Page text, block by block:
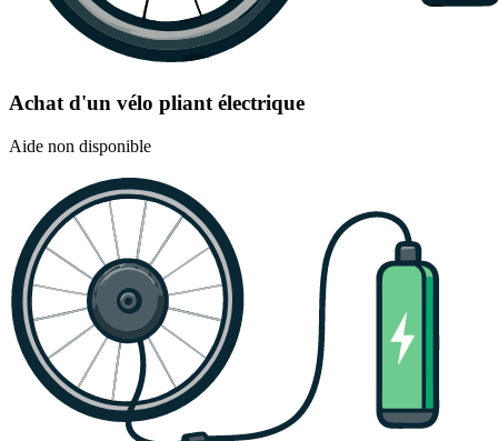
Achat d'un vélo pliant électrique
Aide non disponible